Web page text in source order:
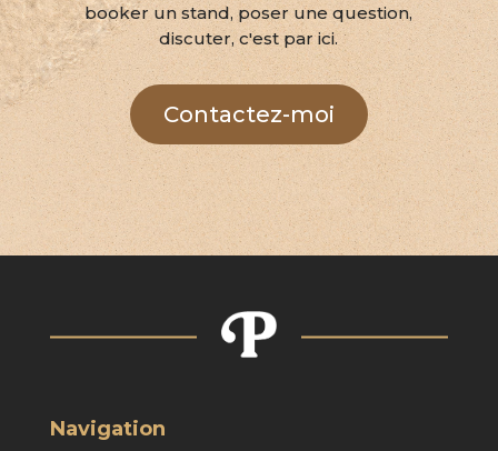
booker un stand, poser une question,
discuter, c'est par ici.
Contactez-moi
Navigation